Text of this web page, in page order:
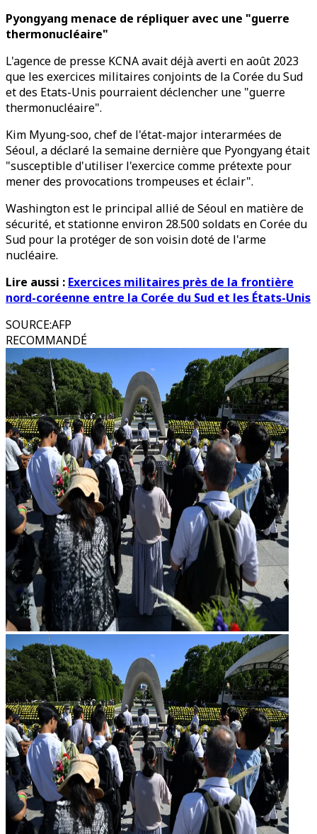
Pyongyang menace de répliquer avec une "guerre
thermonucléaire"
L'agence de presse KCNA avait déjà averti en août 2023
que les exercices militaires conjoints de la Corée du Sud
et des Etats-Unis pourraient déclencher une "guerre
thermonucléaire".
Kim Myung-soo, chef de l'état-major interarmées de
Séoul, a déclaré la semaine dernière que Pyongyang était
"susceptible d'utiliser l'exercice comme prétexte pour
mener des provocations trompeuses et éclair".
Washington est le principal allié de Séoul en matière de
sécurité, et stationne environ 28.500 soldats en Corée du
Sud pour la protéger de son voisin doté de l'arme
nucléaire.
Lire aussi : Exercices militaires près de la frontière
nord-coréenne entre la Corée du Sud et les États-Unis
SOURCE:AFP
RECOMMANDÉ